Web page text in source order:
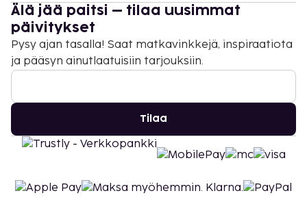
Älä jää paitsi – tilaa uusimmat
päivitykset
Pysy ajan tasalla! Saat matkavinkkejä, inspiraatiota
ja pääsyn ainutlaatuisiin tarjouksiin.
Tilaa